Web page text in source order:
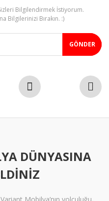
Bilgilendirmek İstiyorum.
Bilgilerinizi Bırakın. :)
GÖNDER
DÜNYASINA